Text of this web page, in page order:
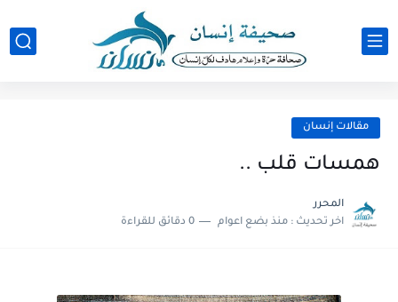
مقالات إنسان
همسات قلب ..
المحرر
اخر تحديث : منذ بضع اعوام 0 دقائق للقراءة